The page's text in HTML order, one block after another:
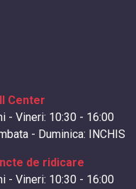
Center
- Vineri: 10:30 - 16:00
- Duminica: INCHIS
de ridicare
- Vineri: 10:30 - 16:00